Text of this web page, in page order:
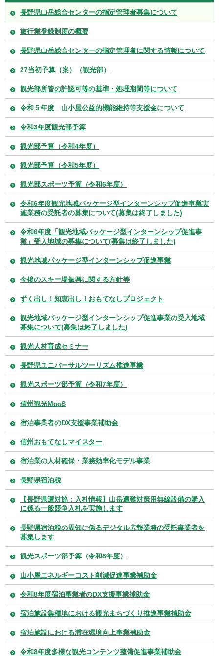
長野県山岳総合センターの指定管理者募集について
旅行業登録制度の概要
長野県山岳総合センターの指定管理者に関する情報について
27当初予算（案）（観光部）
観光部所管の許認可等の基準・処理期間等について
令和５年度 山小屋公益的機能維持等支援金について
令和3年度観光部予算
観光部予算（令和4年度）
観光部予算（令和5年度）
観光部スポーツ予算（令和6年度）
令和6年度観光地域パッケージ型インターンシップ促進事業実
施業務の受託者の募集について(募集は終了しました)
令和6年度「観光地域パッケージ型インターンシップ促進事
業」受入地域の募集について(募集は終了しました)
観光地域パッケージ型インターンシップ促進事業
今後のスキー場振興に関する方針等
ずく出し！知恵出し！おもてなしプロジェクト
観光地域パッケージ型インターンシップ促進事業の受入地域
募集について(募集は終了しました)
観光人材育成セミナー
長野県ユニバーサルツーリズム推進事業
観光スポーツ部予算（令和7年度）
信州観光MaaS
宿泊事業者のDX支援事業補助金
信州おもてなしマイスター
宿泊業の人材確保・業務効率化モデル事業
長野県宿泊税
【長野県遭対協：入札情報】山岳遭難対策用無線設備の購入
に係る一般競争入札を実施します
長野県宿泊税の周知に係るデジタル広報業務の受託事業者を
募集します
観光スポーツ部予算（令和8年度）
山小屋エネルギーコスト削減促進事業補助金
令和8年度宿泊事業者のDX支援事業補助金
宿泊施設集積地における観光まちづくり推進事業補助金
宿泊施設における滞在環境向上事業補助金
令和8年度多様な観光コンテンツ整備促進事業補助金